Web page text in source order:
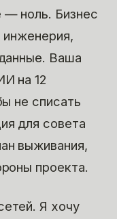
— ноль. Бизнес
Ваша
на 12
не списать
для совета
выживания,
проекта.
Я хочу